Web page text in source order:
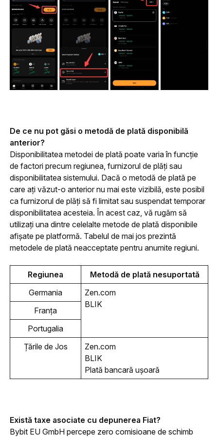
De ce nu pot găsi o metodă de plată disponibilă
anterior?
Disponibilitatea metodei de plată poate varia în funcție
de factori precum regiunea, furnizorul de plăți sau
disponibilitatea sistemului. Dacă o metodă de plată pe
care ați văzut-o anterior nu mai este vizibilă, este posibil
ca furnizorul de plăți să fi limitat sau suspendat temporar
disponibilitatea acesteia. În acest caz, vă rugăm să
utilizați una dintre celelalte metode de plată disponibile
afișate pe platformă. Tabelul de mai jos prezintă
metodele de plată neacceptate pentru anumite regiuni.
Regiunea
Metodă de plată nesuportată
Germania
Zen.com
BLIK
Franța
Portugalia
Țările de Jos
Zen.com
BLIK
Plată bancară ușoară
Există taxe asociate cu depunerea Fiat?
Bybit EU GmbH percepe zero comisioane de schimb